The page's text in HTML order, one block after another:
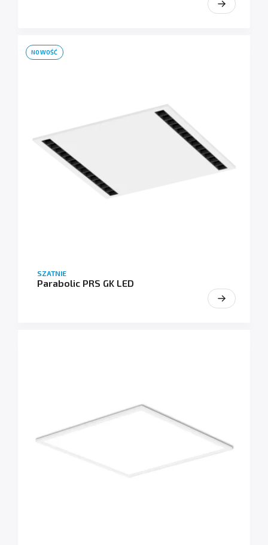
SZATNIE
Parabolic PRS GK LED
NOWOŚĆ